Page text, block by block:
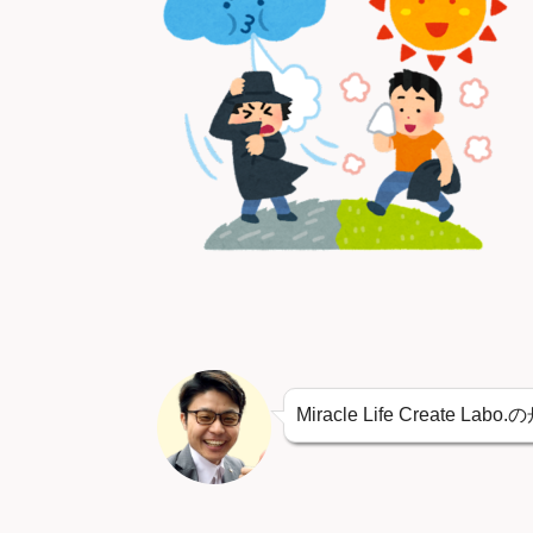
Miracle Life Create Labo.の